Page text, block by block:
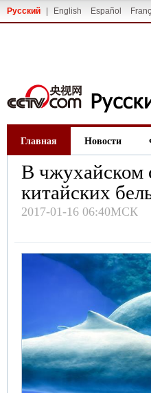
Русский English Español
Главная Новости
В чжухайском
китайских
2017-01-16 06:40МСК